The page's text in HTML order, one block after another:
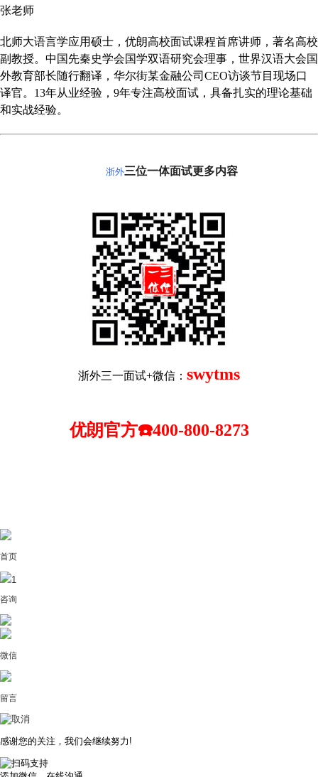
张老师
北师大语言学应用硕士，优朗高校面试课程首席讲师，著名高校
副教授。中国先秦史学会国学双语研究会理事，世界汉语大会国
外教育部长随行翻译，华尔街某金融公司 CEO访谈节目现场口
译官。13年从业经验，9年专注高校面试，具备扎实的理论基础
和实战经验。
浙外三位一体面试更多内容
浙外三一面试+微信： swytms
优朗官方☎️400-800-8273
首页
1
咨询
微信
留言
感谢您的关注，我们会继续努力!